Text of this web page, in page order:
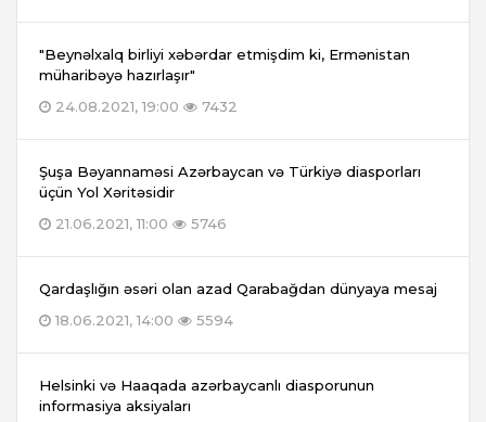
"Beynəlxalq birliyi xəbərdar etmişdim ki, Ermənistan
müharibəyə hazırlaşır"
24.08.2021, 19:00
7432
Şuşa Bəyannaməsi Azərbaycan və Türkiyə diasporları
üçün Yol Xəritəsidir
21.06.2021, 11:00
5746
Qardaşlığın əsəri olan azad Qarabağdan dünyaya mesaj
18.06.2021, 14:00
5594
Helsinki və Haaqada azərbaycanlı diasporunun
informasiya aksiyaları